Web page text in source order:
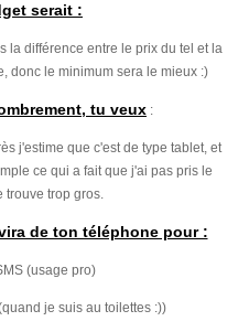
serait :
la différence entre le prix du tel et la
donc le minimum sera le mieux :)
tu veux :
j'estime que c'est de type tablet, et
ce qui a fait que j'ai pas pris le
trouve trop gros.
de ton téléphone pour :
(usage pro)
je suis au toilettes :))